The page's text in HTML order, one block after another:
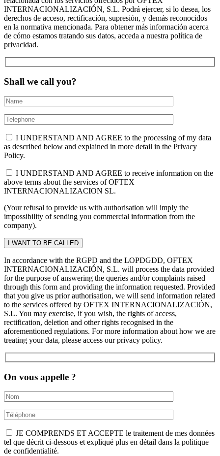
INTERNACIONALIZACIÓN, S.L. Podrá ejercer, si lo desea, los
derechos de acceso, rectificación, supresión, y demás reconocidos
en la normativa mencionada. Para obtener más información acerca
de cómo estamos tratando sus datos, acceda a nuestra política de
privacidad.
Shall we call you?
I UNDERSTAND AND AGREE to the processing of my data
as described below and explained in more detail in the Privacy
Policy.
I UNDERSTAND AND AGREE to receive information on the
above terms about the services of OFTEX
INTERNACIONALIZACION SL.
(Your refusal to provide us with authorisation will imply the
impossibility of sending you commercial information from the
company).
In accordance with the RGPD and the LOPDGDD, OFTEX
INTERNACIONALIZACIÓN, S.L. will process the data provided
for the purpose of answering the queries and/or complaints raised
through this form and providing the information requested. Provided
that you give us prior authorisation, we will send information related
to the services offered by OFTEX INTERNACIONALIZACIÓN,
S.L. You may exercise, if you wish, the rights of access,
rectification, deletion and other rights recognised in the
aforementioned regulations. For more information about how we are
treating your data, please access our privacy policy.
On vous appelle ?
JE COMPRENDS ET ACCEPTE le traitement de mes données
tel que décrit ci-dessous et expliqué plus en détail dans la politique
de confidentialité.